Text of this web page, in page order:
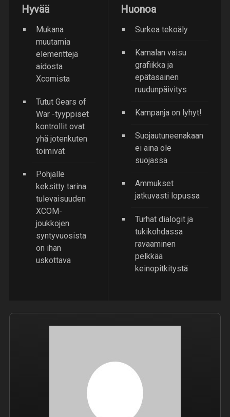
Hyvää
Mukana
muutamia
elementtejä
aidosta
Xcomista
Tutut Gears of
War -tyyppiset
kontrollit ovat
yhä jotenkuten
toimivat
Pohjalle
keksitty tarina
tulevaisuuden
XCOM-
joukkojen
syntyvuosista
on ihan
uskottava
Huonoa
Surkea tekoäly
Kamalan vaisu
grafiikka ja
epätasainen
ruudunpäivitys
Kampanja on lyhyt!
Suojautuneenakaan
ei aina ole
suojassa
Ammukset
jatkuvasti lopussa
Turhat dialogit ja
tukikohdassa
ravaaminen
pelkkää
keinopitkitystä